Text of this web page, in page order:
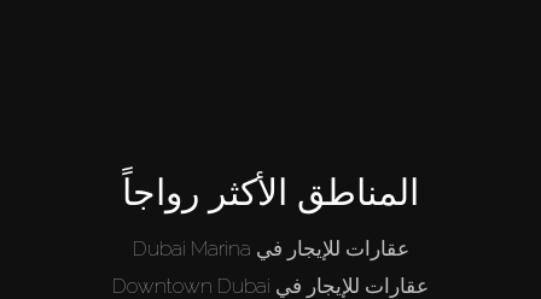
المناطق الأكثر رواجاً
عقارات للإيجار في Dubai Marina
عقارات للإيجار في Downtown Dubai